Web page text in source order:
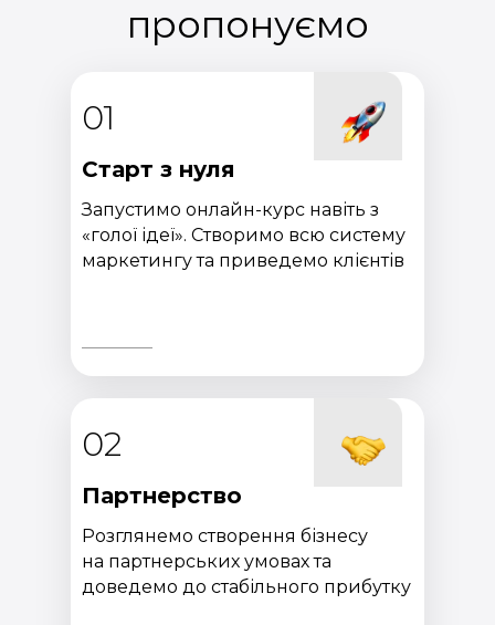
Старт з нуля
Партнерство
01
02
Запустимо онлайн-курс навіть з
«голої ідеї». Створимо всю систему
маркетингу та приведемо клієнтів
Розглянемо створення бізнесу
на партнерських умовах та
доведемо до стабільного прибутку
пропонуємо